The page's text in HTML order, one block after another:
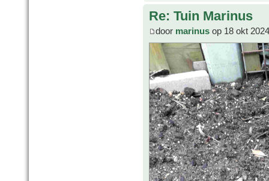
Re: Tuin Marinus
door marinus op 18 okt